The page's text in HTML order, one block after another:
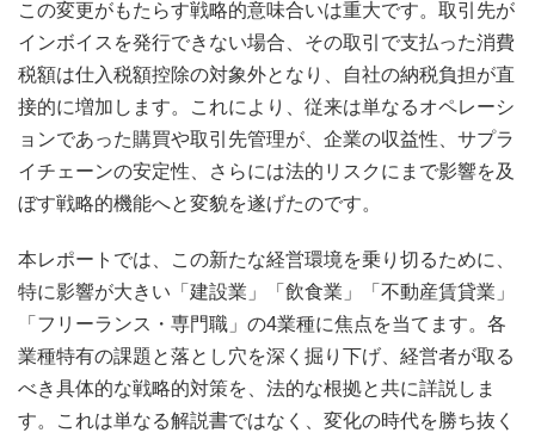
この変更がもたらす戦略的意味合いは重大です。取引先が
インボイスを発行できない場合、その取引で支払った消費
税額は仕入税額控除の対象外となり、自社の納税負担が直
接的に増加します。これにより、従来は単なるオペレーシ
ョンであった購買や取引先管理が、企業の収益性、サプラ
イチェーンの安定性、さらには法的リスクにまで影響を及
ぼす戦略的機能へと変貌を遂げたのです。
本レポートでは、この新たな経営環境を乗り切るために、
特に影響が大きい「建設業」「飲食業」「不動産賃貸業」
「フリーランス・専門職」の4業種に焦点を当てます。各
業種特有の課題と落とし穴を深く掘り下げ、経営者が取る
べき具体的な戦略的対策を、法的な根拠と共に詳説しま
す。これは単なる解説書ではなく、変化の時代を勝ち抜く